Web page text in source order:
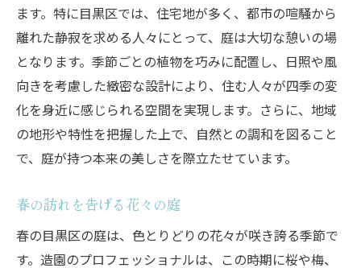
ます。特に目黒区では、住宅地が多く、都市の喧騒から
離れた静寂を求める人々にとって、庭は大切な憩いの場
となります。季節ごとの植物を巧みに配置し、日照や風
向きを考慮した緻密な設計により、住む人々が四季の変
化を身近に感じられる空間を実現します。さらに、地域
の地形や特性を把握した上で、自然との調和を図ること
で、庭が持つ本来の美しさを際立たせています。
春の訪れを告げる花々の庭
春の目黒区の庭は、色とりどりの花々が咲き誇る季節で
す。造園のプロフェッショナルは、この時期に桜や梅、